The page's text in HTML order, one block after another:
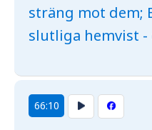
sträng mot dem;
slutliga hemvist
66:10